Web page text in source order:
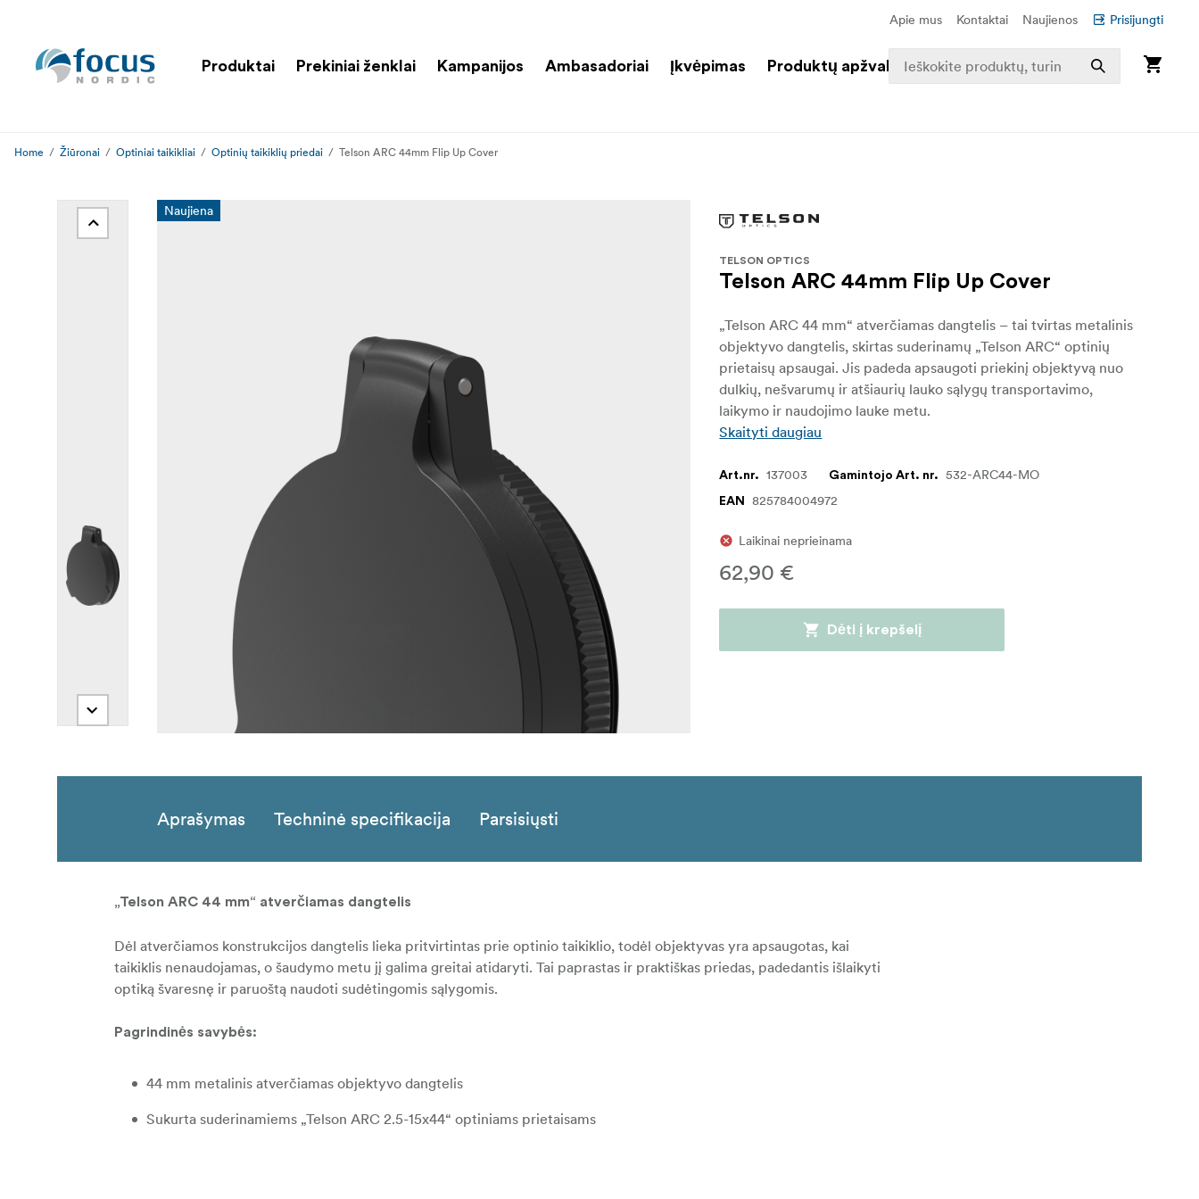
Apie mus Kontaktai Naujienos Prisijungti
Produktai Prekiniai ženklai Kampanijos Ambasadoriai Įkvėpimas Produktų apžvalga
Home Žiūronai Optiniai taikikliai Optinių taikiklių priedai Telson ARC 44mm Flip Up Cover
Naujiena
TELSON OPTICS
Telson ARC 44mm Flip Up Cover
„Telson ARC 44 mm“ atverčiamas dangtelis – tai tvirtas metalinis
objektyvo dangtelis, skirtas suderinamų „Telson ARC“ optinių
prietaisų apsaugai. Jis padeda apsaugoti priekinį objektyvą nuo
dulkių, nešvarumų ir atšiaurių lauko sąlygų transportavimo,
laikymo ir naudojimo lauke metu.
Skaityti daugiau
Art.nr. 137003 Gamintojo Art. nr. 532-ARC44-MO
EAN 825784004972
Laikinai neprieinama
62,90 €
Dėti į krepšelį
Aprašymas Techninė specifikacija Parsisiųsti
„Telson ARC 44 mm“ atverčiamas dangtelis
Dėl atverčiamos konstrukcijos dangtelis lieka pritvirtintas prie optinio taikiklio, todėl objektyvas yra apsaugotas, kai
taikiklis nenaudojamas, o šaudymo metu jį galima greitai atidaryti. Tai paprastas ir praktiškas priedas, padedantis išlaikyti
optiką švaresnę ir paruoštą naudoti sudėtingomis sąlygomis.
Pagrindinės savybės:
44 mm metalinis atverčiamas objektyvo dangtelis
Sukurta suderinamiems „Telson ARC 2.5-15x44“ optiniams prietaisams